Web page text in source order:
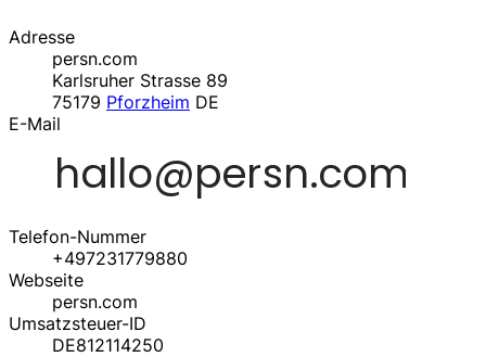
Adresse
persn.com
Karlsruher Strasse 89
75179 Pforzheim DE
E-Mail
Telefon-Nummer
+497231779880
Webseite
persn.com
Umsatzsteuer-ID
DE812114250